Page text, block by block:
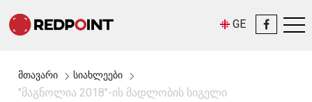
GE
მთავარი სიახლეები
"მაგნოლია 2018"-ის მადლობის სიგელი